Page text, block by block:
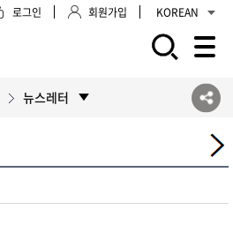
로그인 회원가입 KOREAN
뉴스레터